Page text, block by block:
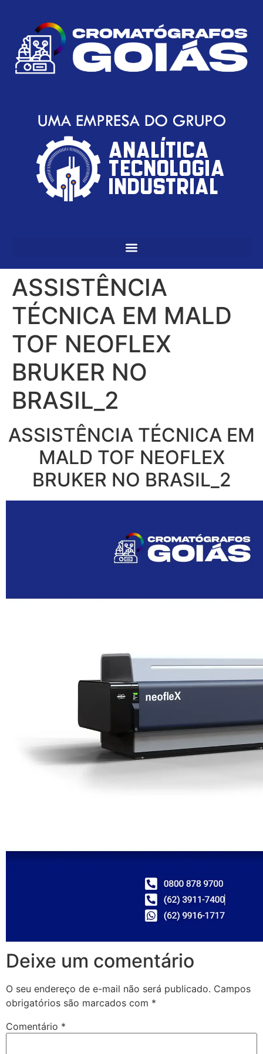
ASSISTÊNCIA
TÉCNICA EM MALD
TOF NEOFLEX
BRUKER NO
BRASIL_2
ASSISTÊNCIA TÉCNICA EM
MALD TOF NEOFLEX
BRUKER NO BRASIL_2
Deixe um comentário
O seu endereço de e-mail não será publicado. Campos
obrigatórios são marcados com *
Comentário *